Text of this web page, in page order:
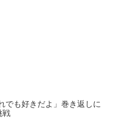
でも好きだよ」巻き返しに
戦